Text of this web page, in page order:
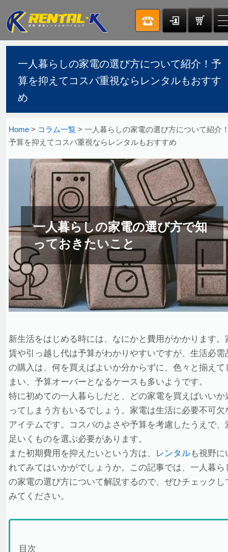
一人暮らしの家電の選び方について紹介！予
算を抑えてコスパ重視ならレンタルもおすす
め
Home > コラム一覧 > 一人暮らしの家電の選び方について紹介
予算を抑えてコスパ重視ならレンタルもおすすめ
一人暮らしの家電の選び方で知
っておきたいこと
新生活をはじめる時には、なにかと費用がかかります。
賃や引っ越し代は予算がわかりやすいですが、生活必需
の購入は、何を買えばよいか分からずに、色々と揃えて
まい、予算オーバーとなるケースも多いようです。
特に初めての一人暮らしだと、どの家電を買えばいいか
ってしまう方もいるでしょう。家電は生活に必要不可欠
アイテムです。コスパのよさや予算を考慮したうえで、
足いくものを選ぶ必要があります。
また初期費用を抑えたいという方は、
レンタルも視野に
れてみてはいかがでしょうか。この記事では、一人暮ら
の家電の選び方について解説するので、ぜひチェックし
みてください。
目次